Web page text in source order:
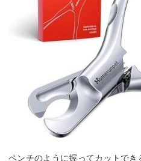
ペンチのように握ってカットで